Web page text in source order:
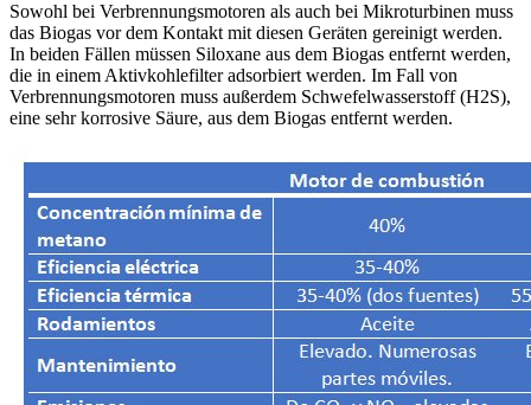
Sowohl bei Verbrennungsmotoren als auch bei Mikroturbinen muss
das Biogas vor dem Kontakt mit diesen Geräten gereinigt werden.
In beiden Fällen müssen Siloxane aus dem Biogas entfernt werden,
die in einem Aktivkohlefilter adsorbiert werden. Im Fall von
Verbrennungsmotoren muss außerdem Schwefelwasserstoff (H2S),
eine sehr korrosive Säure, aus dem Biogas entfernt werden.